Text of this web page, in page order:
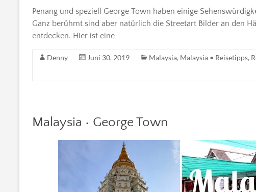
Penang und speziell George Town haben einige
Ganz berühmt sind aber natürlich die Streetart Bilder an den
entdecken. Hier ist eine
Denny Juni 30, 2019 Malaysia, Malaysia • Reisetipps,
Malaysia • George Town